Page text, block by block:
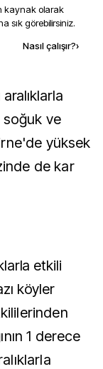
kaynak olarak
sık görebilirsiniz.
Nasıl çalışır?›
ve
yüksek
de kar
etkili
köyler
1 derece